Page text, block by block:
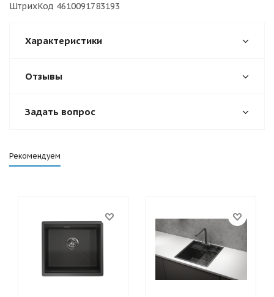
ШтрихКод 4610091783193
Характеристики
Отзывы
Задать вопрос
Рекомендуем